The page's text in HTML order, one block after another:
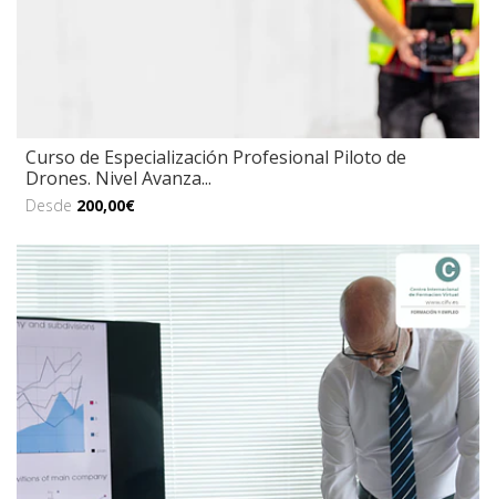
Curso de Especialización Profesional Piloto de
Drones. Nivel Avanza...
Desde 200,00€